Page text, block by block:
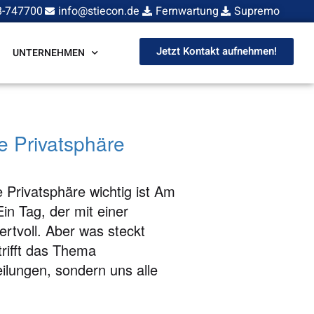
747700 info@stiecon.de Fernwartung Supremo
UNTERNEHMEN Jetzt Kontakt aufnehmen!
Privatsphäre
wichtig ist Am
Tag, der mit einer
Aber was steckt
das Thema
sondern uns alle